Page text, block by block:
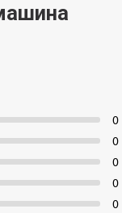
0
0
0
0
0